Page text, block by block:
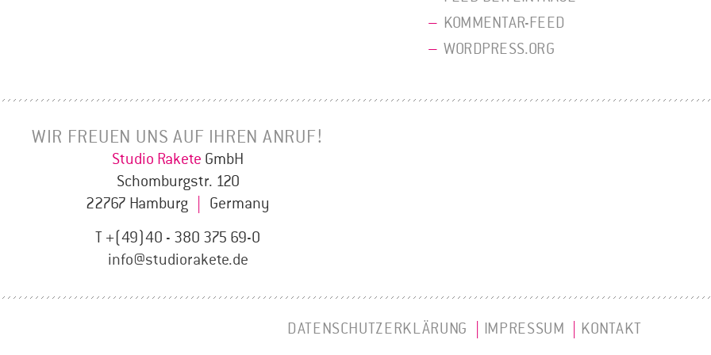
KOMMENTAR-FEED
WORDPRESS.ORG
WIR FREUEN UNS AUF IHREN ANRUF!
Studio Rakete GmbH
Schomburgstr. 120
22767 Hamburg
Germany
T +(49)40 - 380 375 69-0
info@studiorakete.de
DATENSCHUTZERKLÄRUNG IMPRESSUM KONTAKT